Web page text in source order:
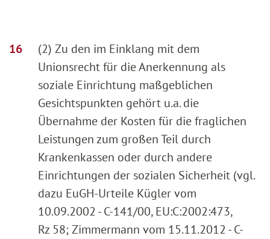
(2) Zu den im Einklang mit dem
Unionsrecht für die Anerkennung als
soziale Einrichtung maßgeblichen
Gesichtspunkten gehört u.a. die
Übernahme der Kosten für die fraglichen
Leistungen zum großen Teil durch
Krankenkassen oder durch andere
Einrichtungen der sozialen Sicherheit (vgl.
dazu EuGH-Urteile Kügler vom
10.09.2002 - C-141/00, EU:C:2002:473,
Rz 58; Zimmermann vom 15.11.2012 - C-